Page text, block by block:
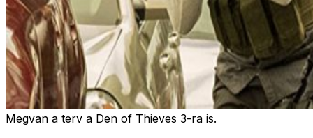
Megvan a terv a Den of Thieves 3-ra is.